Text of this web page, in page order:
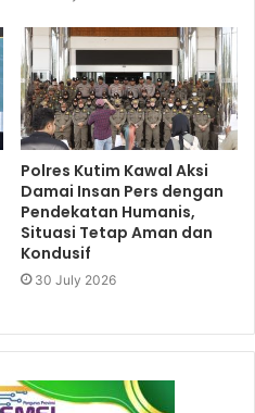
Polres Kutim Kawal Aksi
Damai Insan Pers dengan
Pendekatan Humanis,
Situasi Tetap Aman dan
Kondusif
30 July 2026